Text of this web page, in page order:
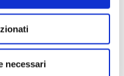
necessari